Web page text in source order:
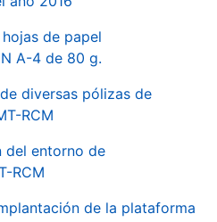
de papel
A-4 de 80 g.
diversas pólizas de
RCM
del entorno de
RCM
de la plataforma